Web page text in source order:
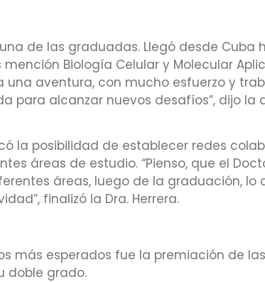
una de las graduadas. Llegó desde
Biología Celular y Molecular
una aventura, con mucho esfuerzo y
para alcanzar nuevos desafíos”, dijo
la posibilidad de establecer redes
áreas de estudio. “Pienso, que el
áreas, luego de la graduación,
finalizó la Dra. Herrera.
más esperados fue la premiación de
doble grado.